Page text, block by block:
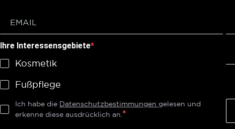
Ihre Interessensgebiete
Kosmetik
Fußpflege
Ich habe die Datenschutzbestimmungengelesen und
erkenne diese ausdrücklich an.